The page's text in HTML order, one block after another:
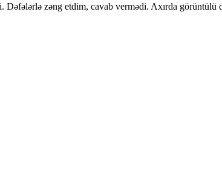
Dəfələrlə zəng etdim, cavab vermədi. Axırda